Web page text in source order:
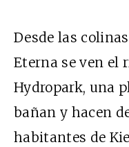
Desde las
Eterna se ven el
Hydropark, una
bañan y hacen
habitantes de